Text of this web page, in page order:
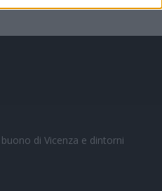
di Vicenza e dintorni